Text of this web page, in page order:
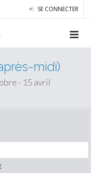
SE CONNECTER
midi)
- 15 avril